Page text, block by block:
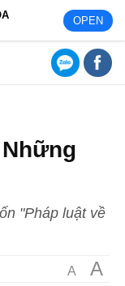
OPEN
"Pháp luật về
A A